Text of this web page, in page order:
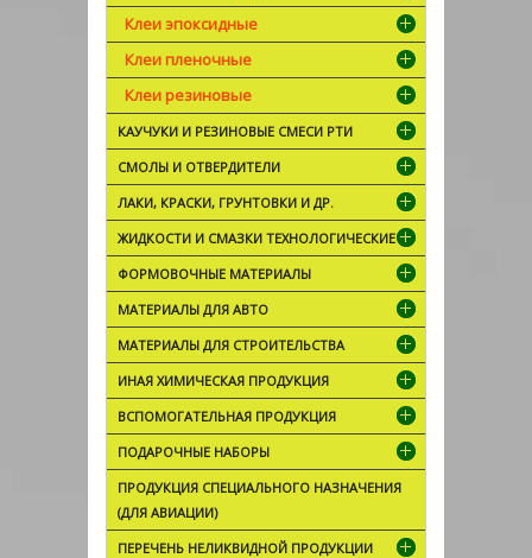
Клеи эпоксидные
Клеи пленочные
Клеи резиновые
КАУЧУКИ И РЕЗИНОВЫЕ СМЕСИ РТИ
СМОЛЫ И ОТВЕРДИТЕЛИ
ЛАКИ, КРАСКИ, ГРУНТОВКИ И ДР.
ЖИДКОСТИ И СМАЗКИ ТЕХНОЛОГИЧЕСКИЕ
ФОРМОВОЧНЫЕ МАТЕРИАЛЫ
МАТЕРИАЛЫ ДЛЯ АВТО
МАТЕРИАЛЫ ДЛЯ СТРОИТЕЛЬСТВА
ИНАЯ ХИМИЧЕСКАЯ ПРОДУКЦИЯ
ВСПОМОГАТЕЛЬНАЯ ПРОДУКЦИЯ
ПОДАРОЧНЫЕ НАБОРЫ
ПРОДУКЦИЯ СПЕЦИАЛЬНОГО НАЗНАЧЕНИЯ
(ДЛЯ АВИАЦИИ)
ПЕРЕЧЕНЬ НЕЛИКВИДНОЙ ПРОДУКЦИИ